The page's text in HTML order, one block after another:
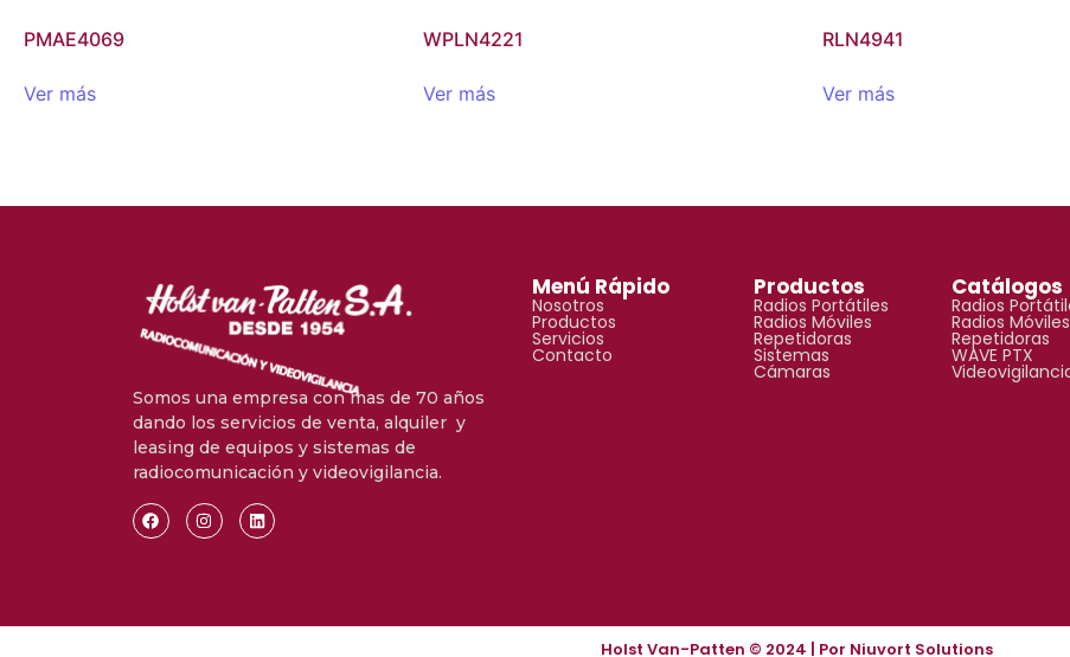
PMAE4069
Ver más
WPLN4221
Ver más
RLN4941
Ver más
Somos una empresa con mas de 70 años
dando los servicios de venta, alquiler y
leasing de equipos y sistemas de
radiocomunicación y videovigilancia.
Menú Rápido
Nosotros
Productos
Servicios
Contacto
Productos
Radios Portátiles
Radios Móviles
Repetidoras
Sistemas
Cámaras
Catálogos
Radios
Radios Móviles
Repetidoras
WAVE PTX
Holst Van-Patten © 2024 | Por Niuvort Solutions